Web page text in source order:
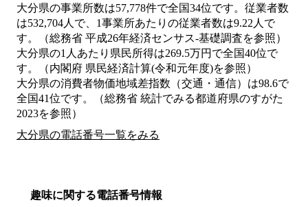
大分県の事業所数は57,778件で全国34位です。従業者数
は532,704人で、1事業所あたりの従業者数は9.22人で
す。（総務省 平成26年経済センサス‐基礎調査を参照）
大分県の1人あたり県民所得は269.5万円で全国40位で
す。（内閣府 県民経済計算(令和元年度)を参照）
大分県の消費者物価地域差指数（交通・通信）は98.6で
全国41位です。（総務省 統計でみる都道府県のすがた
2023を参照）
大分県の電話番号一覧をみる
趣味に関する電話番号情報